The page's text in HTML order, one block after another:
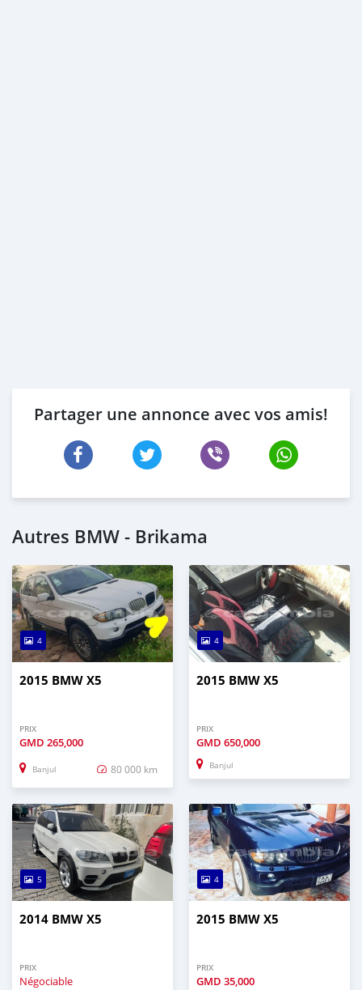
Partager une annonce avec vos amis!
Autres BMW - Brikama
4
2015 BMW X5
PRIX
GMD 265,000
Banjul 80 000 km
4
2015 BMW X5
PRIX
GMD 650,000
Banjul
5
2014 BMW X5
PRIX
Négociable
4
2015 BMW X5
PRIX
GMD 35,000